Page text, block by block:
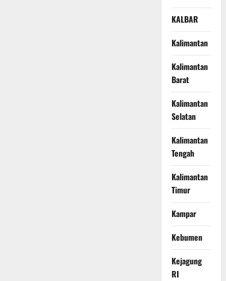
KALBAR
Kalimantan
Kalimantan
Barat
Kalimantan
Selatan
Kalimantan
Tengah
Kalimantan
Timur
Kampar
Kebumen
Kejagung
RI